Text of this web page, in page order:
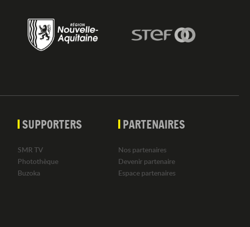
SUPPORTERS
SMR TV
Photothèque
Buzoka
PARTENAIRES
Nos partenaires
Devenir partenaire
Espace partenaires